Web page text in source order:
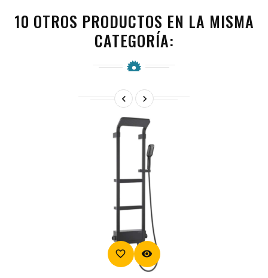
10 OTROS PRODUCTOS EN LA MISMA
CATEGORÍA:
 
favorite_border visibility